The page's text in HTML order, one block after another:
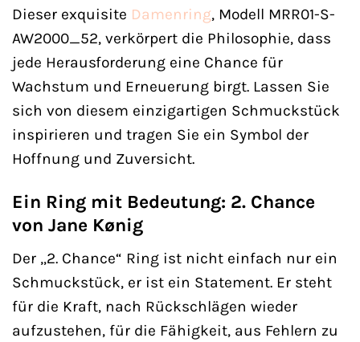
Dieser exquisite Damenring, Modell MRR01-S-
AW2000_52, verkörpert die Philosophie, dass
jede Herausforderung eine Chance für
Wachstum und Erneuerung birgt. Lassen Sie
sich von diesem einzigartigen Schmuckstück
inspirieren und tragen Sie ein Symbol der
Hoffnung und Zuversicht.
Ein Ring mit Bedeutung: 2. Chance
von Jane Kønig
Der „2. Chance“ Ring ist nicht einfach nur ein
Schmuckstück, er ist ein Statement. Er steht
für die Kraft, nach Rückschlägen wieder
aufzustehen, für die Fähigkeit, aus Fehlern zu